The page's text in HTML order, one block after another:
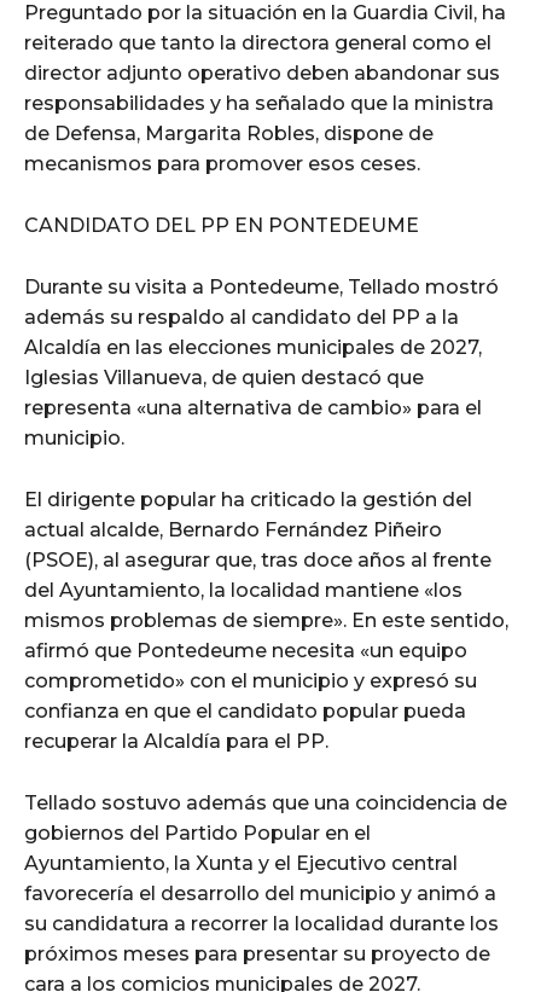
Preguntado por la situación en la Guardia Civil, ha
reiterado que tanto la directora general como el
director adjunto operativo deben abandonar sus
responsabilidades y ha señalado que la ministra
de Defensa, Margarita Robles, dispone de
mecanismos para promover esos ceses.
CANDIDATO DEL PP EN PONTEDEUME
Durante su visita a Pontedeume, Tellado mostró
además su respaldo al candidato del PP a la
Alcaldía en las elecciones municipales de 2027,
Iglesias Villanueva, de quien destacó que
representa «una alternativa de cambio» para el
municipio.
El dirigente popular ha criticado la gestión del
actual alcalde, Bernardo Fernández Piñeiro
(PSOE), al asegurar que, tras doce años al frente
del Ayuntamiento, la localidad mantiene «los
mismos problemas de siempre». En este sentido,
afirmó que Pontedeume necesita «un equipo
comprometido» con el municipio y expresó su
confianza en que el candidato popular pueda
recuperar la Alcaldía para el PP.
Tellado sostuvo además que una coincidencia de
gobiernos del Partido Popular en el
Ayuntamiento, la Xunta y el Ejecutivo central
favorecería el desarrollo del municipio y animó a
su candidatura a recorrer la localidad durante los
próximos meses para presentar su proyecto de
cara a los comicios municipales de 2027.